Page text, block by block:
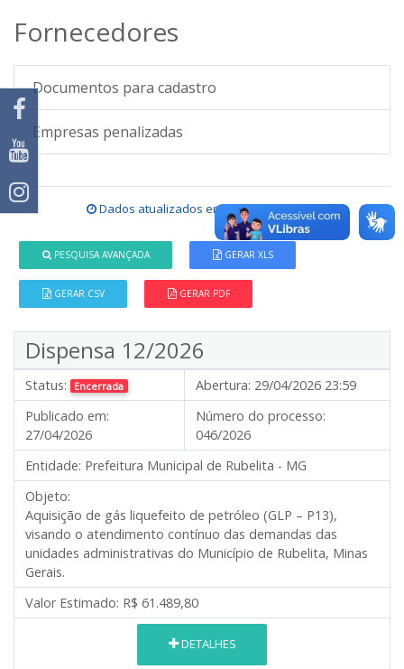
Fornecedores
Documentos para cadastro
Empresas penalizadas
Dados atualizados em05/08/2026 16:29.
PESQUISA AVANÇADA GERAR XLS
GERAR CSV GERAR PDF
Dispensa 12/2026
Status: Encerrada Abertura: 29/04/2026 23:59
Publicado em:
27/04/2026
Número do processo:
046/2026
Entidade: Prefeitura Municipal de Rubelita - MG
Objeto:
Aquisição de gás liquefeito de petróleo (GLP – P13),
visando o atendimento contínuo das demandas das
unidades administrativas do Município de Rubelita, Minas
Gerais.
Valor Estimado: R$ 61.489,80
DETALHES